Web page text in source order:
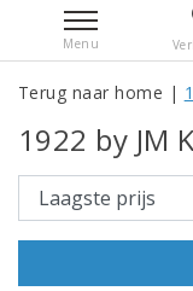
Menu
Terug naar home |
1922 by JM